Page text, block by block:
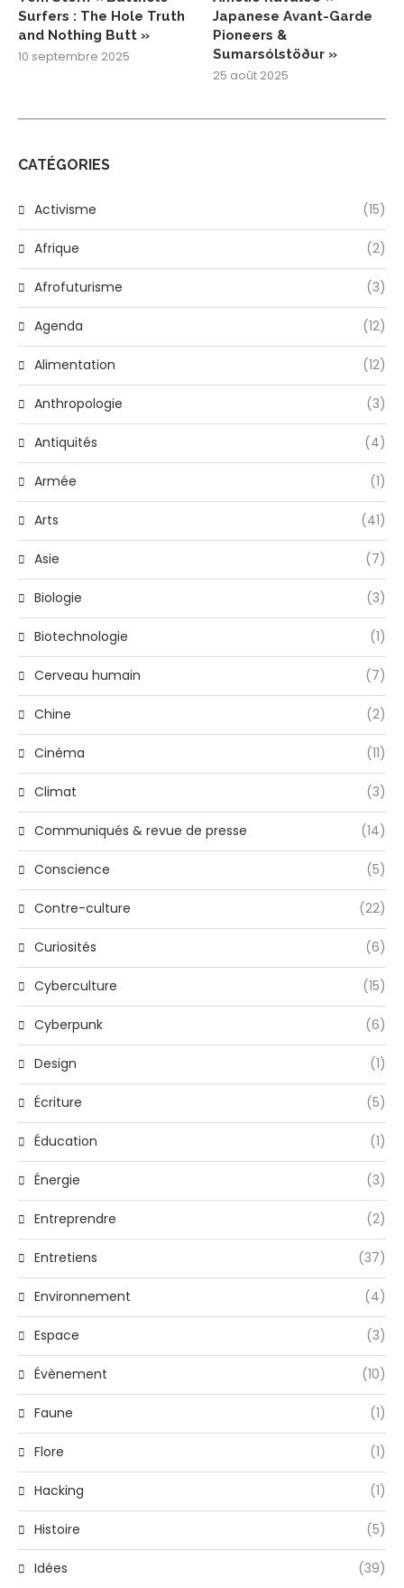
Surfers : The Hole Truth
and Nothing Butt »
10 septembre 2025
Japanese Avant-Garde
Pioneers &
Sumarsólstöður »
25 août 2025
CATÉGORIES
Activisme (15)
Afrique (2)
Afrofuturisme (3)
Agenda (12)
Alimentation (12)
Anthropologie (3)
Antiquités (4)
Armée (1)
Arts (41)
Asie (7)
Biologie (3)
Biotechnologie (1)
Cerveau humain (7)
Chine (2)
Cinéma (11)
Climat (3)
Communiqués & revue de presse (14)
Conscience (5)
Contre-culture (22)
Curiosités (6)
Cyberculture (15)
Cyberpunk (6)
Design (1)
Écriture (5)
Éducation (1)
Énergie (3)
Entreprendre (2)
Entretiens (37)
Environnement (4)
Espace (3)
Évènement (10)
Faune (1)
Flore (1)
Hacking (1)
Histoire (5)
Idées (39)